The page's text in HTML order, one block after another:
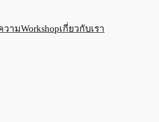
วามWorkshopเกี่ยวกับเรา